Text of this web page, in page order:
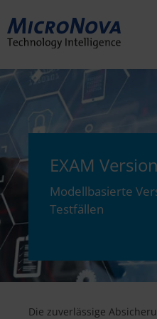
EXAM
Modellbasierte
Testfällen
Die zuverlässige